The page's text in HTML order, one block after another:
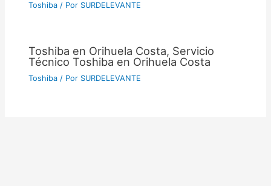
Toshiba / Por SURDELEVANTE
Toshiba en Orihuela Costa, Servicio
Técnico Toshiba en Orihuela Costa
Toshiba / Por SURDELEVANTE